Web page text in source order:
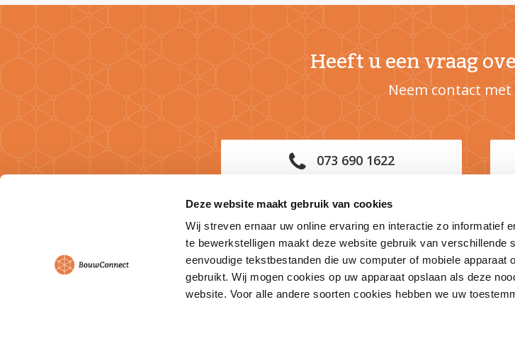
Deze website maakt gebruik van cookies
Wij streven ernaar uw online ervaring en interactie zo informatief
te bewerkstelligen maakt deze website gebruik van verschillende
eenvoudige tekstbestanden die uw computer of mobiele apparaat
gebruikt. Wij mogen cookies op uw apparaat opslaan als deze
website. Voor alle andere soorten cookies hebben we uw
Heeft u een vraag
Neem contact met
073 690 1622
Of blijf op de hoogte
VIA NIEUWSBRIEF OP